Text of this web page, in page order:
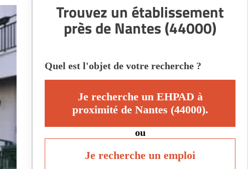
Trouvez un établissement
près de Nantes (44000)
Quel est l'objet de votre recherche ?
Je recherche un EHPAD à
proximité de Nantes (44000).
ou
Je recherche un emploi